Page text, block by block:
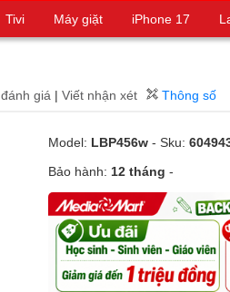
Tivi Máy giặt iPhone 17
đánh giá | Viết nhận xét Thông số
Model: LBP456w - Sku:
Bảo hành: 12 tháng -